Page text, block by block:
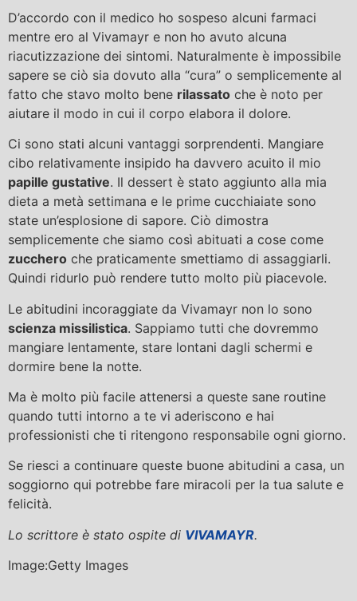
D’accordo con il medico ho sospeso alcuni farmaci
mentre ero al Vivamayr e non ho avuto alcuna
riacutizzazione dei sintomi. Naturalmente è impossibile
sapere se ciò sia dovuto alla “cura” o semplicemente al
fatto che stavo molto bene rilassato che è noto per
aiutare il modo in cui il corpo elabora il dolore.
Ci sono stati alcuni vantaggi sorprendenti. Mangiare
cibo relativamente insipido ha davvero acuito il mio
papille gustative. Il dessert è stato aggiunto alla mia
dieta a metà settimana e le prime cucchiaiate sono
state un’esplosione di sapore. Ciò dimostra
semplicemente che siamo così abituati a cose come
zucchero che praticamente smettiamo di assaggiarli.
Quindi ridurlo può rendere tutto molto più piacevole.
Le abitudini incoraggiate da Vivamayr non lo sono
scienza missilistica. Sappiamo tutti che dovremmo
mangiare lentamente, stare lontani dagli schermi e
dormire bene la notte.
Ma è molto più facile attenersi a queste sane routine
quando tutti intorno a te vi aderiscono e hai
professionisti che ti ritengono responsabile ogni giorno.
Se riesci a continuare queste buone abitudini a casa, un
soggiorno qui potrebbe fare miracoli per la tua salute e
felicità.
Lo scrittore è stato ospite di VIVAMAYR.
Image:Getty Images